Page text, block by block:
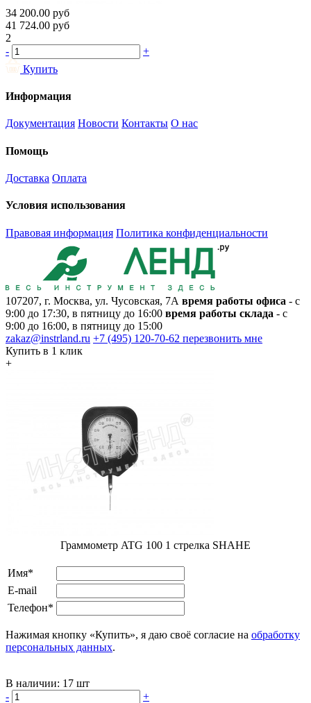
34 200.00 руб
41 724.00 руб
2
-
+
Купить
Информация
Документация Новости Контакты О нас
Помощь
Доставка Оплата
Условия использования
Правовая информация Политика конфиденциальности
107207, г. Москва, ул. Чусовская, 7А время работы офиса - с
9:00 до 17:30, в пятницу до 16:00 время работы склада - с
9:00 до 16:00, в пятницу до 15:00
zakaz@instrland.ru +7 (495) 120-70-62 перезвонить мне
Купить в 1 клик
+
Граммометр ATG 100 1 стрелка SHAHE
Имя*
E-mail
Телефон*
Нажимая кнопку «Купить», я даю своё согласие на обработку
персональных данных.
В наличии: 17 шт
-
+